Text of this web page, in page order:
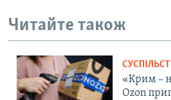
Читайте також
«Крим –
Ozon